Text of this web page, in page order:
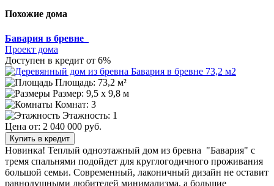
Похожие дома
Бавария в бревне
Проект дома
Доступен в кредит от 6%
Площадь: 73,2 м²
Размер: 9,5 х 9,8 м
Комнат: 3
Этажность: 1
Цена от: 2 040 000 руб.
Купить в кредит
Новинка! Теплый одноэтажный дом из бревна "Бавария" с
тремя спальнями подойдет для круглогодичного проживания
большой семьи. Современный, лаконичный дизайн не оставит
равнодушными любителей минимализма, а большие